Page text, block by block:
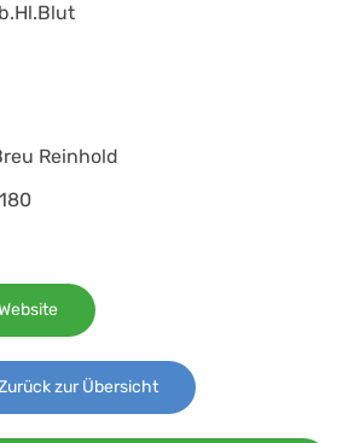
Reinhold
zur Übersicht